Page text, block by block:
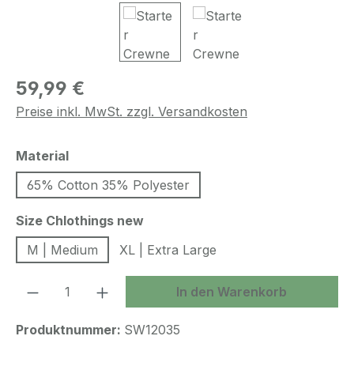
Regulärer Preis:
59,99 €
Preise inkl. MwSt. zzgl. Versandkosten
Materialauswählen
65% Cotton 35% Polyester
Size Chlothings newauswählen
M | Medium
XL | Extra Large
Produkt Anzahl: Gib denIn den Warenkorb
Produktnummer: SW12035